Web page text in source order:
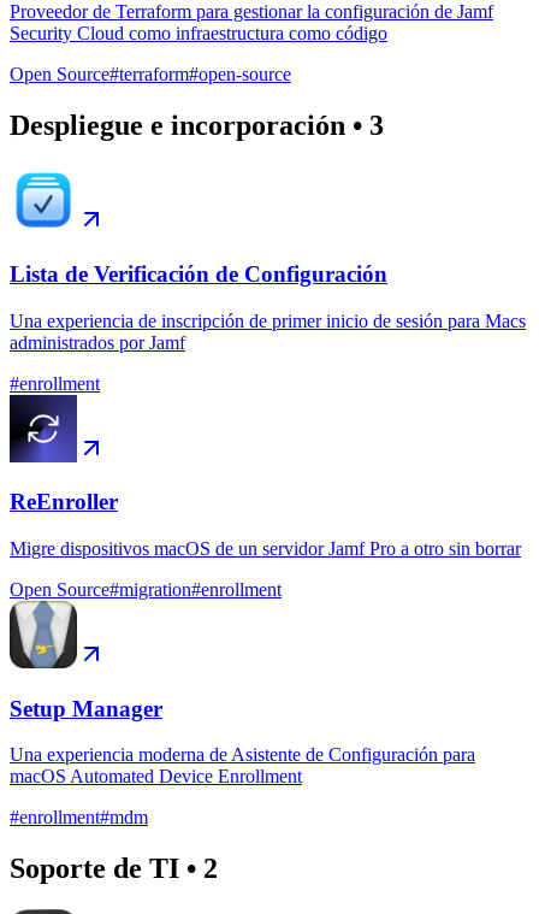
Proveedor de Terraform para gestionar la configuración de Jamf
Security Cloud como infraestructura como código
Open Source#terraform#open-source
Despliegue e incorporación • 3
Lista de Verificación de Configuración
Una experiencia de inscripción de primer inicio de sesión para Macs
administrados por Jamf
#enrollment
ReEnroller
Migre dispositivos macOS de un servidor Jamf Pro a otro sin borrar
Open Source#migration#enrollment
Setup Manager
Una experiencia moderna de Asistente de Configuración para
macOS Automated Device Enrollment
#enrollment#mdm
Soporte de TI • 2